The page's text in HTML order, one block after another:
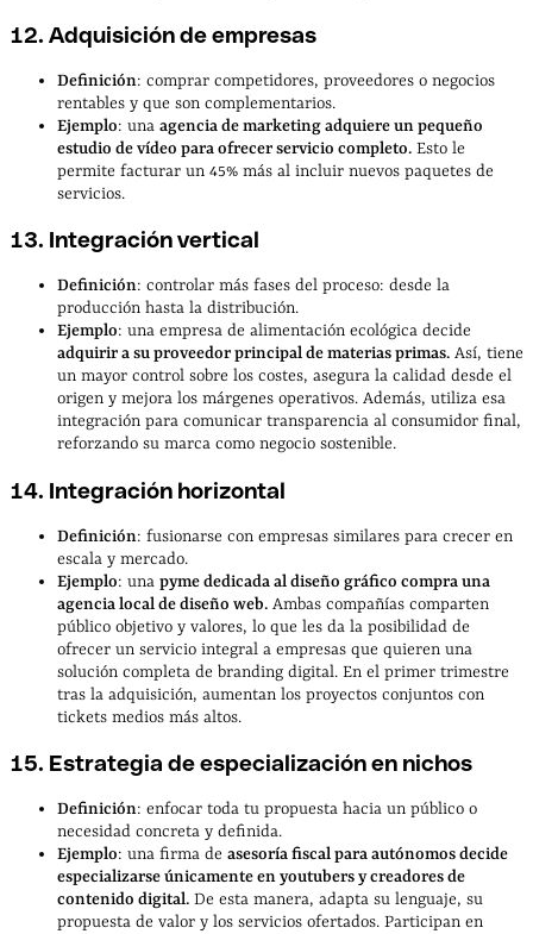
12. Adquisición de empresas
Definición: comprar competidores, proveedores o negocios
rentables y que son complementarios.
Ejemplo: una agencia de marketing adquiere un pequeño
estudio de vídeo para ofrecer servicio completo. Esto le
permite facturar un 45% más al incluir nuevos paquetes de
servicios.
13. Integración vertical
Definición: controlar más fases del proceso: desde la
producción hasta la distribución.
Ejemplo: una empresa de alimentación ecológica decide
adquirir a su proveedor principal de materias primas. Así, tiene
un mayor control sobre los costes, asegura la calidad desde el
origen y mejora los márgenes operativos. Además, utiliza esa
integración para comunicar transparencia al consumidor final,
reforzando su marca como negocio sostenible.
14. Integración horizontal
Definición: fusionarse con empresas similares para crecer en
escala y mercado.
Ejemplo: una pyme dedicada al diseño gráfico compra una
agencia local de diseño web. Ambas compañías comparten
público objetivo y valores, lo que les da la posibilidad de
ofrecer un servicio integral a empresas que quieren una
solución completa de branding digital. En el primer trimestre
tras la adquisición, aumentan los proyectos conjuntos con
tickets medios más altos.
15. Estrategia de especialización en nichos
Definición: enfocar toda tu propuesta hacia un público o
necesidad concreta y definida.
Ejemplo: una firma de asesoría fiscal para autónomos decide
especializarse únicamente en youtubers y creadores de
contenido digital. De esta manera, adapta su lenguaje, su
propuesta de valor y los servicios ofertados. Participan en